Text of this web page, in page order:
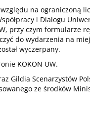
na ograniczoną
i Dialogu
przy czym formularze
do wydarzenia na
wyczerpany.
KOKON UW.
Gildia Scenarzystów
ze środków